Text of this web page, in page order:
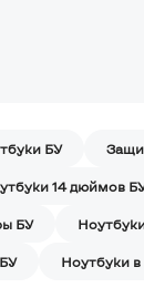
БУ
14 дюймов
БУ
Ноутбуки